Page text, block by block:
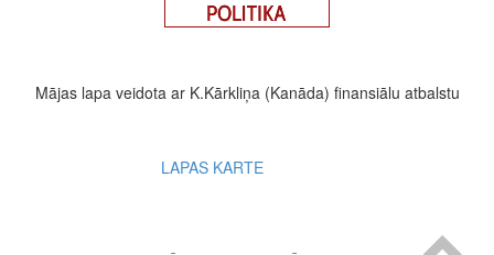
Mājas lapa veidota ar K.Kārkliņa (Kanāda) finansiālu atbalstu
Footer
LAPAS KARTE